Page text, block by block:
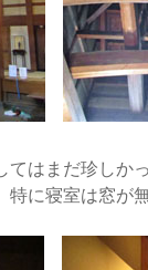
はまだ珍しか
特に寝室は窓が